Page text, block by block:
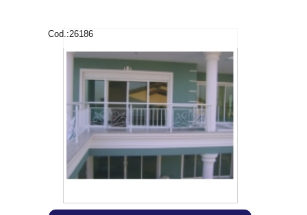
Cod.:26186